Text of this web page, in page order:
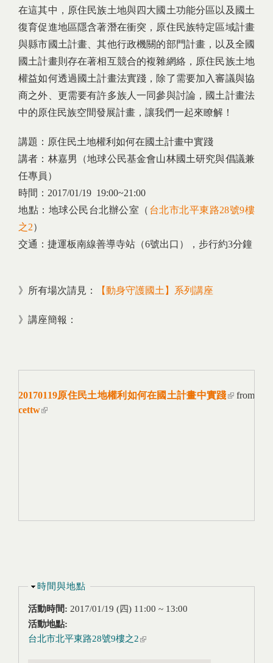
在這其中，原住民族土地與四大國土功能分區以及國土
復育促進地區隱含著潛在衝突，原住民族特定區域計畫
與縣市國土計畫、其他行政機關的部門計畫，以及全國
國土計畫則存在著相互競合的複雜網絡，原住民族土地
權益如何透過國土計畫法實踐，除了需要加入審議與協
商之外、更需要有許多族人一同參與討論，國土計畫法
中的原住民族空間發展計畫，讓我們一起來瞭解！
講題：原住民土地權利如何在國土計畫中實踐
講者：林嘉男（地球公民基金會山林國土研究與倡議兼
任專員）
時間：2017/01/19 19:00~21:00
地點：地球公民台北辦公室（ 台北市北平東路28號9樓
之2）
交通：捷運板南線善導寺站（6號出口），步行約3分鐘
》所有場次請見： 【動身守護國土】系列講座
》講座簡報：
20170119原住民土地權利如何在國土計畫中實踐(link is
from
cettw(link is external)
隱藏
時間與地點
活動時間: 2017/01/19 (四) 11:00 ~ 13:00
活動地點:
台北市北平東路28號9樓之2 (link is external)